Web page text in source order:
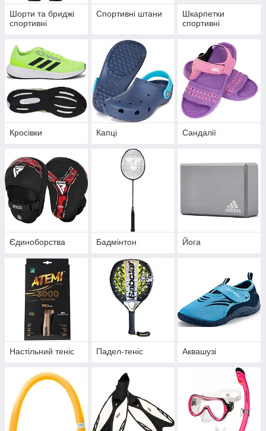
Шорти та бриджі
спортивні
Спортивні штани
Шкарпетки
спортивні
Кросівки Капці Сандалії
Єдиноборства Бадмінтон Йога
Настільний теніс Падел-теніс Аквашузі